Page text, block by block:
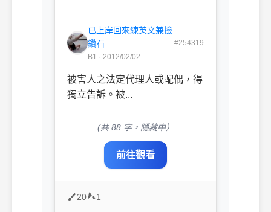
已上岸回來練英文兼撿
鑽石
B1 · 2012/02/02
#254319
被害人之法定代理人或配偶，得
獨立告訴。被...
(共 88 字，隱藏中）
前往觀看
20 1